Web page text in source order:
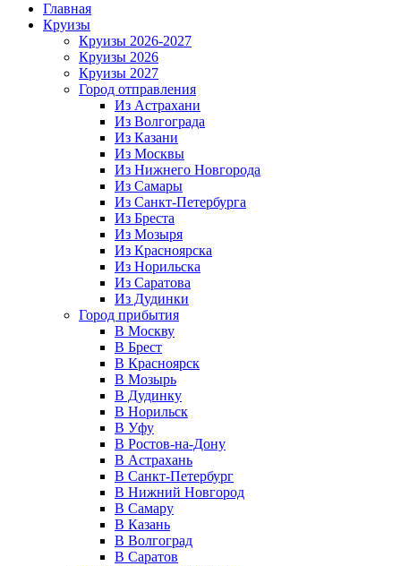
Главная
Круизы
Круизы 2026-2027
Круизы 2026
Круизы 2027
Город отправления
Из Астрахани
Из Волгограда
Из Казани
Из Москвы
Из Нижнего Новгорода
Из Самары
Из Санкт-Петербурга
Из Бреста
Из Мозыря
Из Красноярска
Из Норильска
Из Саратова
Из Дудинки
Город прибытия
В Москву
В Брест
В Красноярск
В Мозырь
В Дудинку
В Норильск
В Уфу
В Ростов-на-Дону
В Астрахань
В Санкт-Петербург
В Нижний Новгород
В Самару
В Казань
В Волгоград
В Саратов